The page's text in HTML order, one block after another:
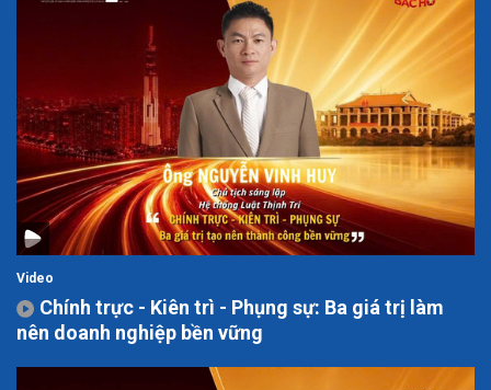
Video
Chính trực - Kiên trì - Phụng sự: Ba giá trị làm
nên doanh nghiệp bền vững